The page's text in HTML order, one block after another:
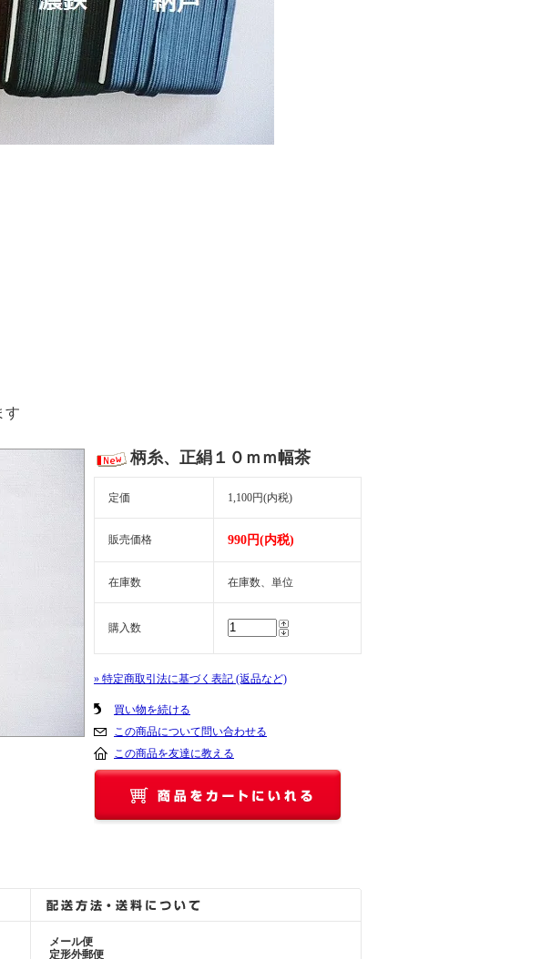
す
柄糸、正絹１０ｍｍ幅茶
定価 1,100円(内税)
販売価格 990円(内税)
在庫数 在庫数、単位
購入数
» 特定商取引法に基づく表記 (返品など)
買い物を続ける
この商品について問い合わせる
この商品を友達に教える
メール便
定形外郵便